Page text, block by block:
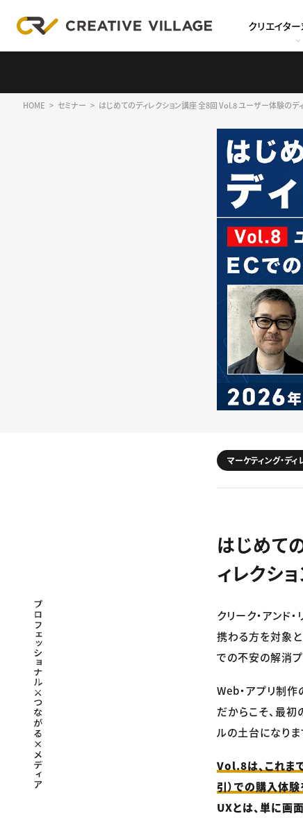
クリエイタ
HOME セミナー はじめてのディレクション講座 全8回 Vol.8 ユーザー体験のデ
マーケティング・ディ
はじめて
ィレクシ
クリーク・アンド
携わる方を対象
での不安の解消プ
Web・アプリ制作
だからこそ、最
ルの土台になりま
Vol.8は、これま
引）での購入体
UXとは、単に画